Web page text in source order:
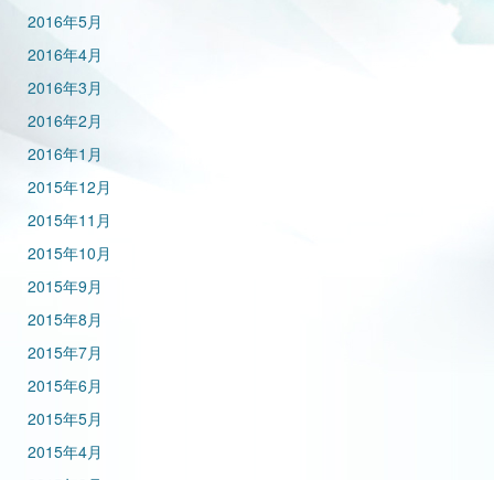
2016年5月
2016年4月
2016年3月
2016年2月
2016年1月
2015年12月
2015年11月
2015年10月
2015年9月
2015年8月
2015年7月
2015年6月
2015年5月
2015年4月